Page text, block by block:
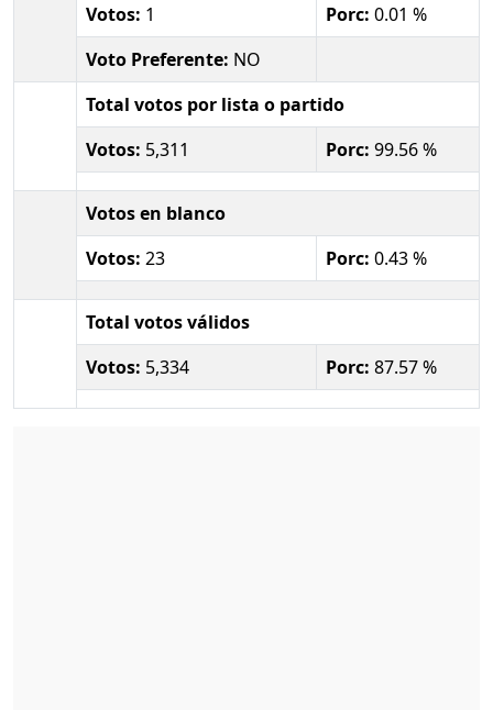
Votos: 1 Porc: 0.01 %
Voto Preferente: NO
Total votos por lista o partido
Votos: 5,311 Porc: 99.56 %
Votos en blanco
Votos: 23 Porc: 0.43 %
Total votos válidos
Votos: 5,334 Porc: 87.57 %